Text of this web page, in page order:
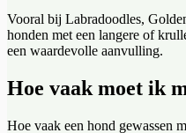
Vooral bij Labradoodles,
honden met een langere of
een waardevolle aanvulling.
Hoe vaak moet ik
Hoe vaak een hond gewassen